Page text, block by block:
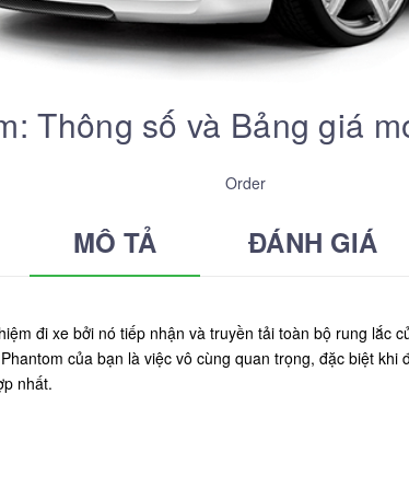
Thông số và Bảng giá
Order
MÔ TẢ ĐÁNH GIÁ
đi xe bởi nó tiếp nhận và truyền tải toàn bộ rung
của bạn là việc vô cùng quan trọng, đặc biệt
nhất.